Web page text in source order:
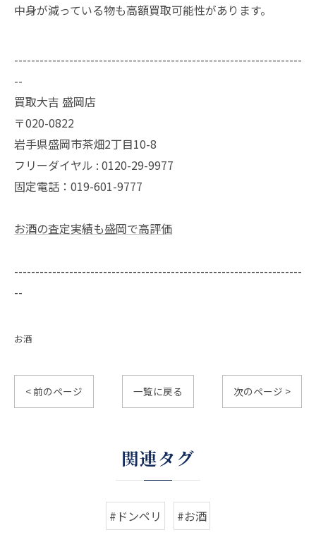
中身が減っている物も高額買取可能性があります。
--------------------------------------------------------------------
--
買取大吉 盛岡店
〒020-0822
岩手県盛岡市茶畑2丁目10-8
フリーダイヤル : 0120-29-9977
固定電話：019-601-9777
お酒の査定実績も盛岡で高評価
--------------------------------------------------------------------
--
お酒
< 前のページ 一覧に戻る 次のページ >
関連タグ
#ドンペリ #お酒